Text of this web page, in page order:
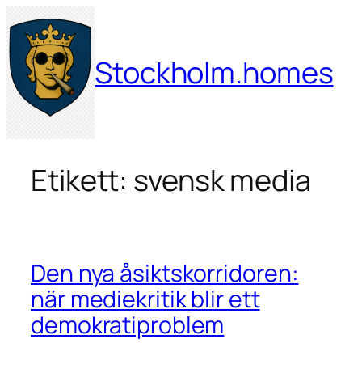
Hoppa
till
innehåll
Stockholm.homes
Etikett: svensk media
Den nya åsiktskorridoren:
när mediekritik blir ett
demokratiproblem